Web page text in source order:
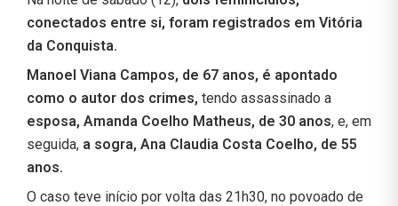
conectados entre si, foram registrados em Vitória
da Conquista.
Manoel Viana Campos, de 67 anos, é apontado
como o autor dos crimes, tendo assassinado a
esposa, Amanda Coelho Matheus, de 30 anos, e, em
seguida, a sogra, Ana Claudia Costa Coelho, de 55
anos.
O caso teve início por volta das 21h30, no povoado de